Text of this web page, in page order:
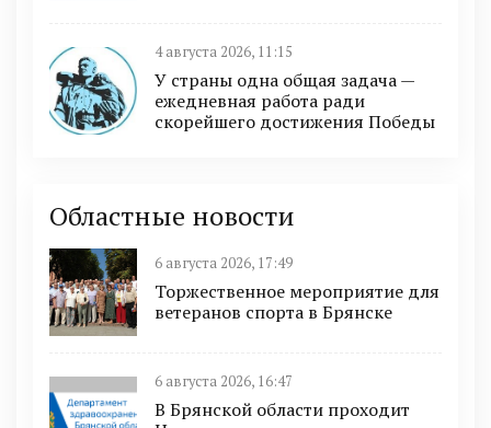
4 августа 2026, 11:15
У страны одна общая задача —
ежедневная работа ради
скорейшего достижения Победы
Областные новости
6 августа 2026, 17:49
Торжественное мероприятие для
ветеранов спорта в Брянске
6 августа 2026, 16:47
В Брянской области проходит